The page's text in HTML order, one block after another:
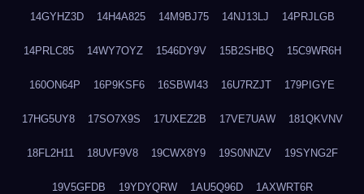
14GYHZ3D 14H4A825 14M9BJ75 14NJ13LJ 14PRJLGB
14PRLC85 14WY7OYZ 1546DY9V 15B2SHBQ 15C9WR6H
160ON64P 16P9KSF6 16SBWI43 16U7RZJT 179PIGYE
17HG5UY8 17SO7X9S 17UXEZ2B 17VE7UAW 181QKVNV
18FL2H11 18UVF9V8 19CWX8Y9 19S0NNZV 19SYNG2F
19V5GFDB 19YDYQRW 1AU5Q96D 1AXWRT6R